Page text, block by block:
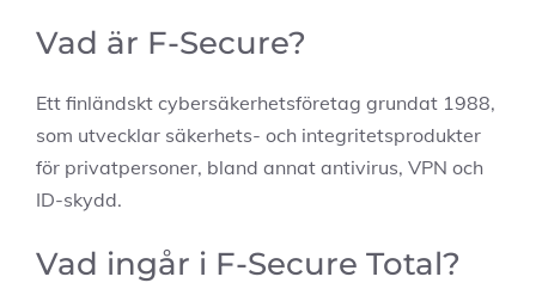
Vad är F-Secure?
Ett finländskt cybersäkerhetsföretag grundat 1988,
som utvecklar säkerhets- och integritetsprodukter
för privatpersoner, bland annat antivirus, VPN och
ID-skydd.
Vad ingår i F-Secure Total?